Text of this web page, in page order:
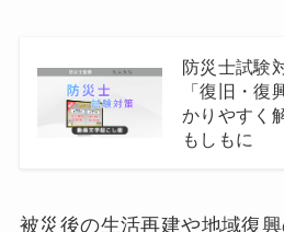
防災士試験
「復旧・復
かりやすく
もしもに
被災後の生活再建や地域復